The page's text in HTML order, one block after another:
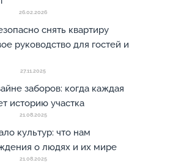
26.02.2026
снять квартиру
руководство для гостей и
27.11.2025
заборов: когда каждая
историю участка
21.08.2025
культур: что нам
о людях и их мире
21.08.2025